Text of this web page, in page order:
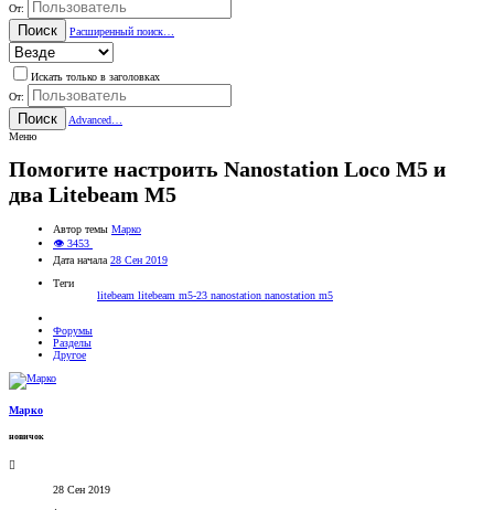
От:
Поиск Расширенный поиск…
Искать только в заголовках
От:
Поиск
Advanced…
Меню
Помогите настроить Nanostation Loco M5 и
два Litebeam M5
Автор темы Марко
👁 3453
Дата начала 28 Сен 2019
Теги
litebeam litebeam m5-23 nanostation nanostation m5
Форумы
Разделы
Другое
Марко
новичок
28 Сен 2019